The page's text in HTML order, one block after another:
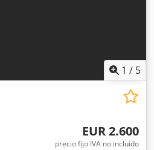
1 / 5
EUR 2.600
precio fijo IVA no incluído